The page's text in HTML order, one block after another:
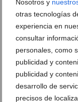
Nosotros y
otras tecnologías
experiencia en
consultar
personales, como
publicidad y
publicidad y
desarrollo de
precisos de
Benitatxell
documento
24 de diciembre de 2016